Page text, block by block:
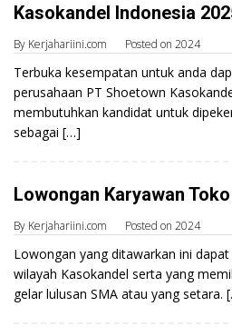
Kasokandel Indonesia
By Kerjahariini.com Posted on 2024
Terbuka kesempatan untuk anda
perusahaan PT Shoetown
membutuhkan kandidat untuk
sebagai […]
Lowongan Karyawan
By Kerjahariini.com Posted on 2024
Lowongan yang ditawarkan ini
wilayah Kasokandel serta yang
gelar lulusan SMA atau yang setara.